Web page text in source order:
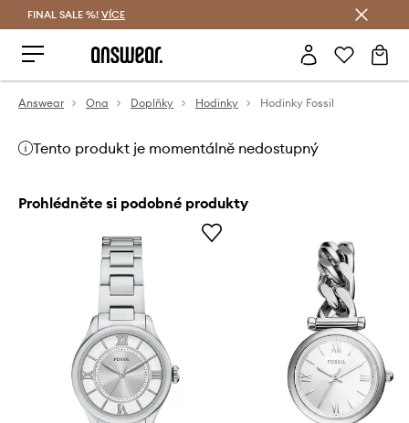
FINAL SALE %! VÍCE
Answear Ona Doplňky Hodinky Hodinky Fossil
Tento produkt je momentálně nedostupný
Prohlédněte si podobné produkty